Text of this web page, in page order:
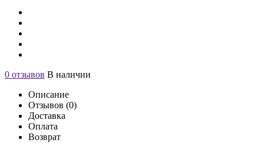
0 отзывов В наличии
Описание
Отзывов (0)
Доставка
Оплата
Возврат